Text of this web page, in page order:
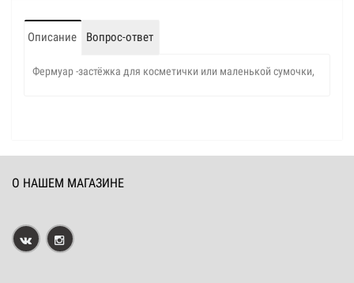
Описание Вопрос-ответ
Фермуар -застёжка для косметички или маленькой сумочки,
О НАШЕМ МАГАЗИНЕ